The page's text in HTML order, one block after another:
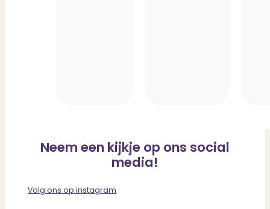
Neem een kijkje op ons social
media!
Volg ons op instagram